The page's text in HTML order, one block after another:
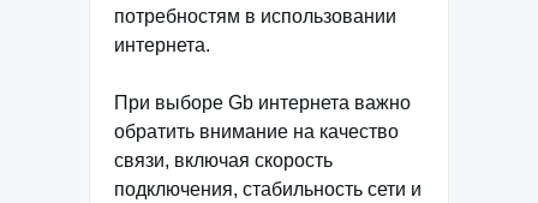
потребностям в использовании
интернета.
При выборе Gb интернета важно
обратить внимание на качество
связи, включая скорость
подключения, стабильность сети и